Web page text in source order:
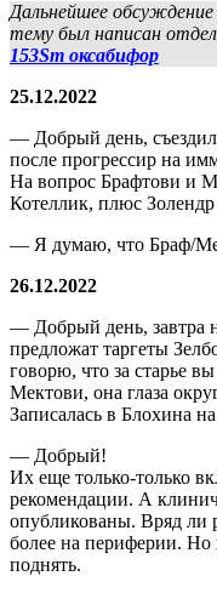
Дальнейшее
тему был написан
153Sm оксабифор
25.12.2022
— Добрый день,
после прогрессир на
На вопрос Брафтови и
Котеллик, плюс Золендр
— Я думаю, что Браф/
26.12.2022
— Добрый день, завтра
предложат таргеты
говорю, что за старье
Мектови, она глаза
Записалась в Блохина
— Добрый!
Их еще только-только
рекомендации. А
опубликованы. Вряд ли
более на периферии.
поднять.